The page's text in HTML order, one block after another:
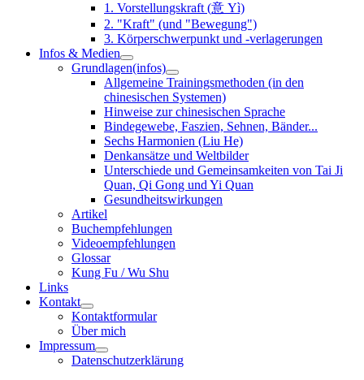
1. Vorstellungskraft (意 Yì)
2. "Kraft" (und "Bewegung")
3. Körperschwerpunkt und -verlagerungen
Infos & Medien
Grundlagen(infos)
Allgemeine Trainingsmethoden (in den
chinesischen Systemen)
Hinweise zur chinesischen Sprache
Bindegewebe, Faszien, Sehnen, Bänder...
Sechs Harmonien (Liu He)
Denkansätze und Weltbilder
Unterschiede und Gemeinsamkeiten von Tai Ji
Quan, Qi Gong und Yi Quan
Gesundheitswirkungen
Artikel
Buchempfehlungen
Videoempfehlungen
Glossar
Kung Fu / Wu Shu
Links
Kontakt
Kontaktformular
Über mich
Impressum
Datenschutzerklärung